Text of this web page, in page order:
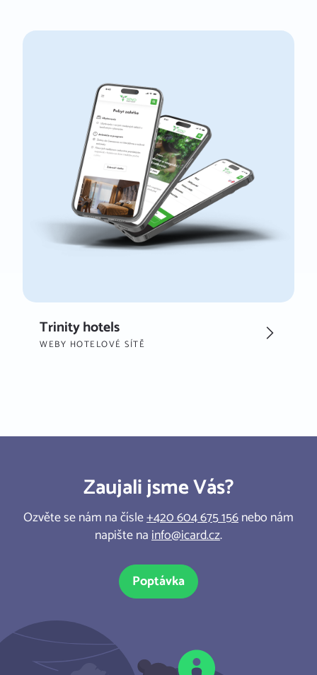
Trinity hotels
WEBY HOTELOVÉ SÍTĚ
Zaujali jsme Vás?
Ozvěte se nám na čísle+420 604 675 156nebo nám
napište nainfo@icard.cz.
Poptávka